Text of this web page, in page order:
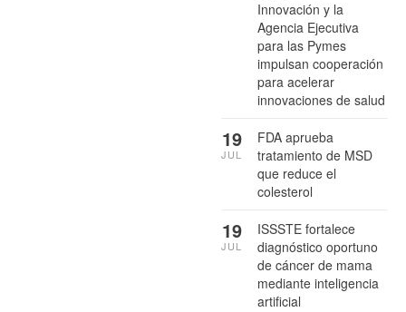
Innovación y la
Agencia Ejecutiva
para las Pymes
impulsan cooperación
para acelerar
innovaciones de salud
FDA aprueba
tratamiento de MSD
que reduce el
colesterol
19
JUL
ISSSTE fortalece
diagnóstico oportuno
de cáncer de mama
mediante inteligencia
artificial
19
JUL